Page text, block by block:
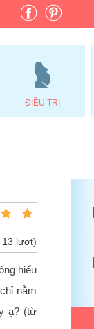
ĐIỀU TRỊ
13 lượt)
hiểu
nằm
ạ? (từ